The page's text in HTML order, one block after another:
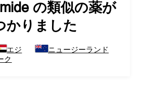
の類似の薬が
かりました
エジ
ク
ニュージーランド